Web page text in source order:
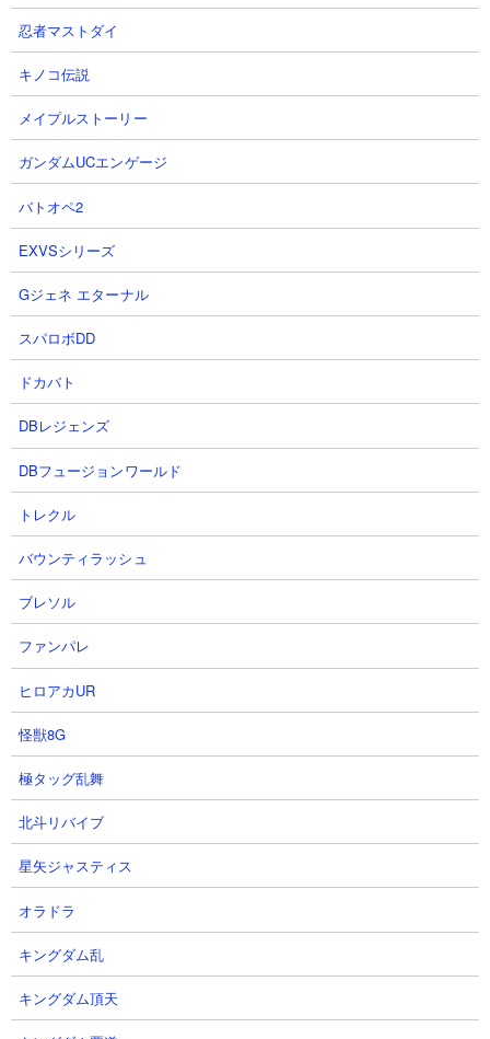
【攻略概要】
「29q」さんの無課金編成ノーアイテム攻略です。にゃんコンボは
なし。冒頭のメタルサイボーグは壁＆ウェイトレスで葬り、その
後はプラカードにゃんやねこ人形師でメタルを足止めしながら、
狂乱ムキ足の波動でねこななふんのHPを削っていく戦法です。狂
乱ムキ足もねこななふんの射程に入ってしまうのでどんどん倒さ
れてしまいますが、そこは消耗戦です。ちなみに動画ではねこ囚
人を出していますが、射程が足りていないため役に立っていませ
ん。
２．にゃんこ塔28階 無課金攻略
【出撃メンバー】
【攻略概要】
「souemonkun」さんの無課金編成ノーアイテム攻略です。にゃ
ムキ足を沢山溜めてから敵城を攻撃していくという長期戦パター
ンです。狂乱ムキ足が一定以上溜まっていれば、敵城攻撃後に出
てくるねこななふんがほとんど何も出来ずに波動で飛ばされ続け
る状態に持ち込めます。
忍者マストダイ
キノコ伝説
メイプルストーリー
ガンダムUCエンゲージ
バトオペ2
EXVSシリーズ
Gジェネ エターナル
スパロボDD
ドカバト
DBレジェンズ
DBフュージョンワールド
トレクル
バウンティラッシュ
ブレソル
ファンパレ
ヒロアカUR
怪獣8G
極タッグ乱舞
北斗リバイブ
星矢ジャスティス
オラドラ
キングダム乱
キングダム頂天